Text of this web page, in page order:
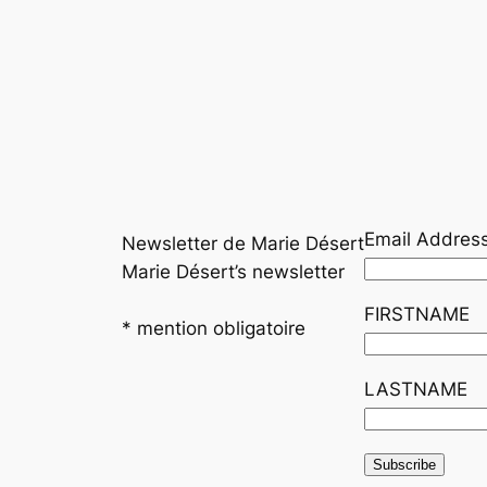
Newsletter de Marie Désert
Marie Désert’s newsletter
* mention obligatoire
Email
FIRSTNAME
LASTNAME